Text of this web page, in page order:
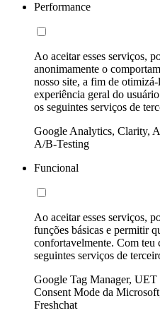
Performance
Ao aceitar esses serviços,
anonimamente o
nosso site, a fim de
experiência geral do
os seguintes serviços de
Google Analytics, Clarity,
A/B-Testing
Funcional
Ao aceitar esses serviços,
funções básicas e permitir
confortavelmente. Com teu
seguintes serviços de
Google Tag Manager,
Consent Mode da
Freshchat